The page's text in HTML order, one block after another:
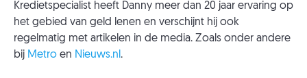
Kredietspecialist heeft Danny meer dan 20 jaar ervaring op
het gebied van geld lenen en verschijnt hij ook
regelmatig met artikelen in de media. Zoals onder andere
bij Metro en Nieuws.nl .